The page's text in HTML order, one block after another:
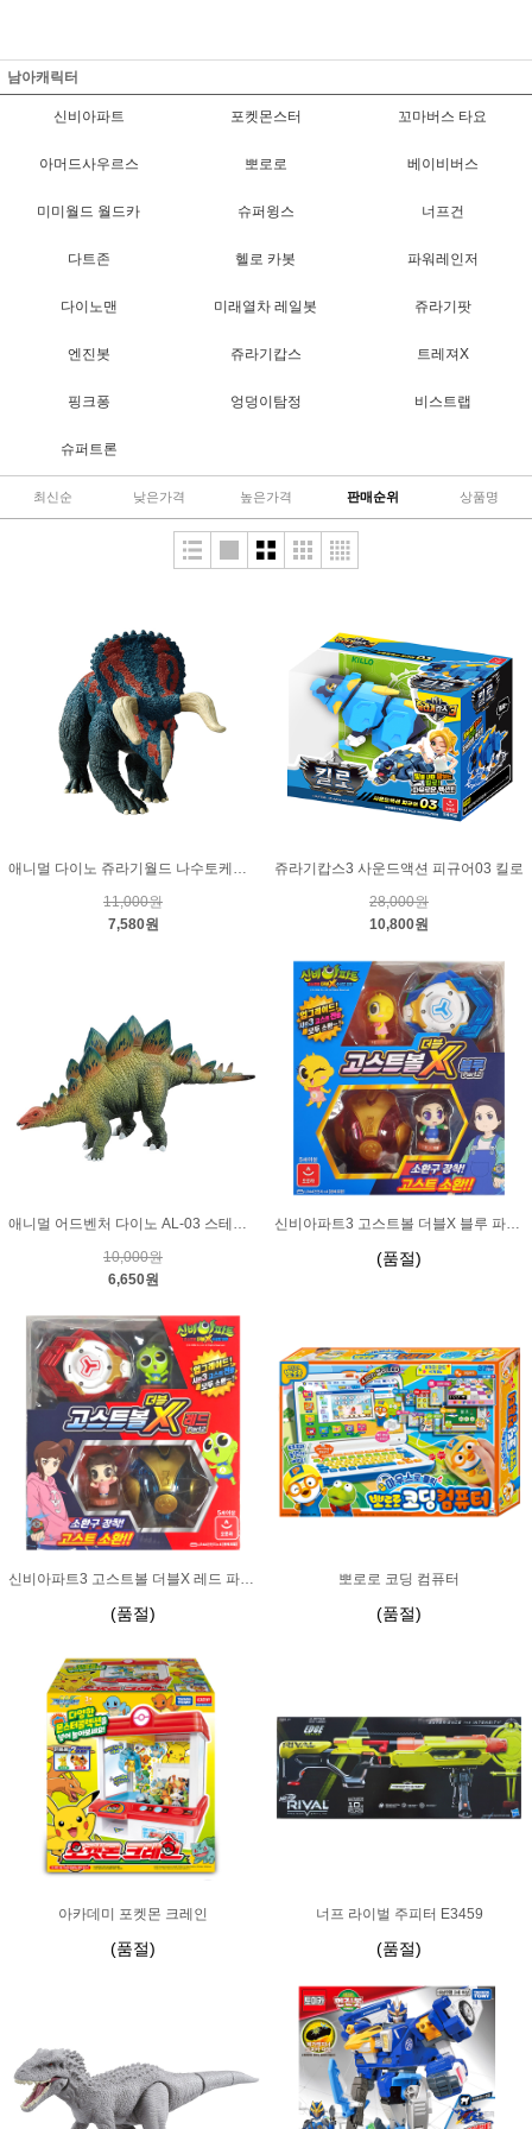
남아캐릭터
신비아파트 포켓몬스터 꼬마버스 타요
아머드사우르스 뽀로로 베이비버스
미미월드 월드카 슈퍼윙스 너프건
다트존 헬로 카봇 파워레인저
다이노맨 미래열차 레일봇 쥬라기팟
엔진봇 쥬라기캅스 트레져X
핑크퐁 엉덩이탐정 비스트랩
슈퍼트론
최신순 낮은가격 높은가격 판매순위 상품명
애니멀 다이노 쥬라기월드 나수토케라톱스
11,000원
7,580원
쥬라기캅스3 사운드액션 피규어03 킬로
28,000원
10,800원
애니멀 어드벤처 다이노 AL-03 스테고사우루스
10,000원
6,650원
신비아파트3 고스트볼 더블X 블루 파트2
(품절)
신비아파트3 고스트볼 더블X 레드 파트2
(품절)
뽀로로 코딩 컴퓨터
(품절)
아카데미 포켓몬 크레인
(품절)
너프 라이벌 주피터 E3459
(품절)